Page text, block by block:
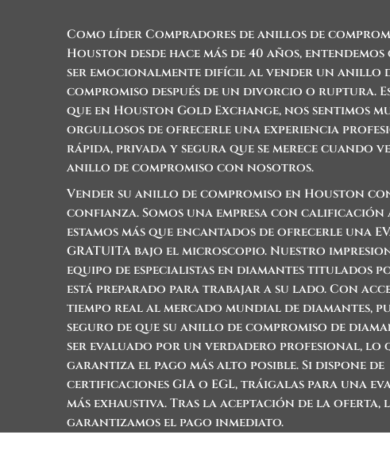
Como líderCompradores de anillos de
Houston desde hace más de 40 años,
ser emocionalmente difícil al vender un anillo
compromiso después de un divorcio o ruptura.
que en Houston Gold Exchange, nos sentimos
orgullosos de ofrecerle una experiencia
rápida, privada y segura que se merece cuando
anillo de compromiso con nosotros.
Vender su anillo de compromiso en Houston
confianza. Somos una empresa con calificación
estamos más que encantados de ofrecerle una
GRATUITA bajo el microscopio. Nuestro
equipo de especialistas en diamantes titulados
está preparado para trabajar a su lado. Con
tiempo real al mercado mundial de diamantes,
seguro de que su anillo de compromiso de
ser evaluado por un verdadero profesional, lo
garantiza el pago más alto posible. Si dispone de
certificaciones GIA o EGL, tráigalas para una
más exhaustiva. Tras la aceptación de la oferta,
garantizamos el pago inmediato.